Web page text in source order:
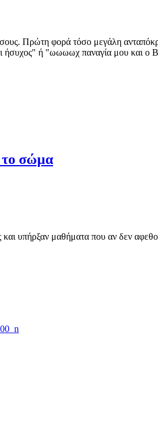
Πρώτη φορά τόσο μεγάλη
ήσυχος" ή "ωωωωχ παναγία μου και ο
το σώμα
υπήρξαν μαθήματα που αν δεν